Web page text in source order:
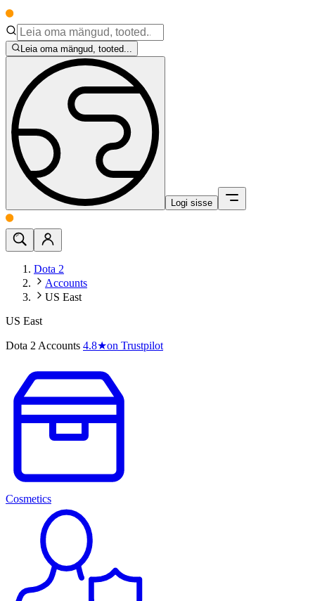
Leia oma mängud, tooted...
Logi sisse
Dota 2
Accounts
US East
US East
Dota 2 Accounts 4.8★on Trustpilot
Cosmetics